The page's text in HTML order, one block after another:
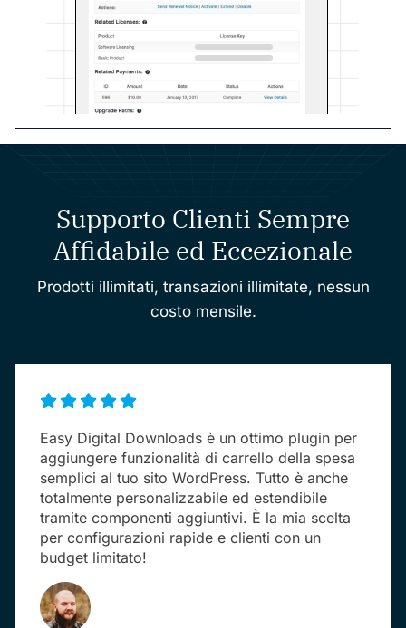
Supporto Clienti Sempre
Affidabile ed Eccezionale
Prodotti illimitati, transazioni illimitate, nessun
costo mensile.
Easy Digital Downloads è un ottimo plugin per
aggiungere funzionalità di carrello della spesa
semplici al tuo sito WordPress. Tutto è anche
totalmente personalizzabile ed estendibile
tramite componenti aggiuntivi. È la mia scelta
per configurazioni rapide e clienti con un
budget limitato!